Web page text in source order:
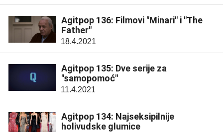
Agitpop 136: Filmovi "Minari" i "The
Father"
18.4.2021
Agitpop 135: Dve serije za
"samopomoć"
11.4.2021
Agitpop 134: Najseksipilnije
holivudske glumice